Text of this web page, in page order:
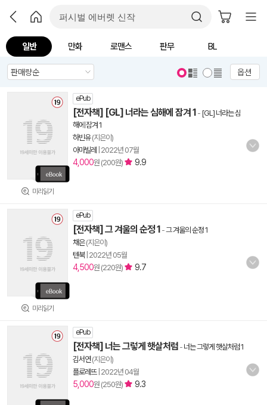
일반 만화 로맨스 판무 BL
옵션
미리읽기
ePub
[전자책] [GL] 너라는 심해에 잠겨 1 - [GL] 너라는 심
해에 잠겨 1
하빈유(지은이)
아마빌레
2022년 07월
4,000원 (200원) 9.9
미리읽기
ePub
[전자책] 그 겨울의 순정 1 -그 겨울의 순정 1
채은(지은이)
텐북| 2022년 05월
4,500원 (220원) 9.7
ePub
[전자책] 너는 그렇게 햇살처럼 - 너는 그렇게 햇살처럼 1
김서연(지은이)
플로레뜨| 2022년 04월
5,000원 (250원) 9.3